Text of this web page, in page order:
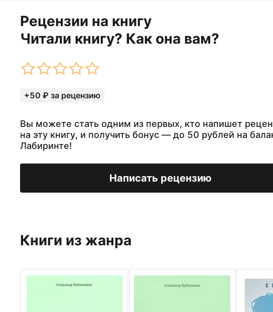
Рецензии на книгу
Читали книгу? Как она вам?
+50 ₽ за рецензию
Вы можете стать одним из первых, кто напишет
на эту книгу, и получить бонус — до 50 рублей на
Лабиринте!
Написать рецензию
Книги из жанра